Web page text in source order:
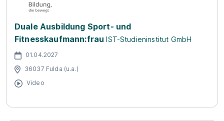
Duale Ausbildung Sport- und
Fitnesskaufmann:frau IST-Studieninstitut GmbH
01.04.2027
36037 Fulda (u.a.)
Video